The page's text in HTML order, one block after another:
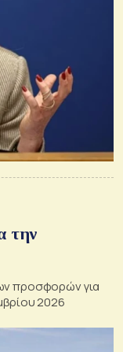
την
προσφορών για
2026